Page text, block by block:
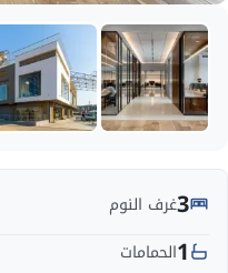
3غرف النوم
1الحمامات